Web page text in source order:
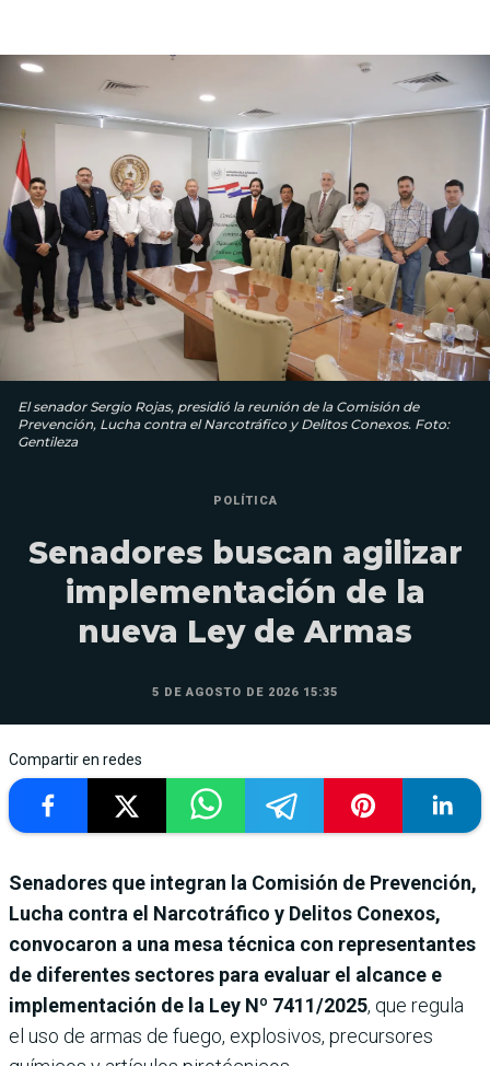
El senador Sergio Rojas, presidió la reunión de la Comisión de
Prevención, Lucha contra el Narcotráfico y Delitos Conexos. Foto:
Gentileza
POLÍTICA
Senadores buscan agilizar
implementación de la
nueva Ley de Armas
5 DE AGOSTO DE 2026 15:35
Compartir en redes
Senadores que integran la Comisión de Prevención,
Lucha contra el Narcotráfico y Delitos Conexos,
convocaron a una mesa técnica con representantes
de diferentes sectores para evaluar el alcance e
implementación de la Ley Nº 7411/2025, que regula
el uso de armas de fuego, explosivos, precursores